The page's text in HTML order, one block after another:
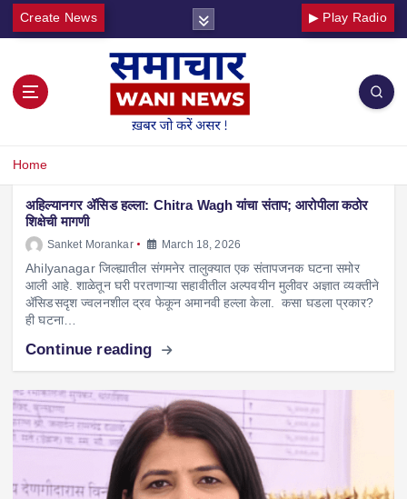
Create News ▶ Play Radio
Home
अहिल्यानगर ॲसिड हल्ला: Chitra Wagh यांचा संताप; आरोपीला कठोर
शिक्षेची मागणी
Sanket Morankar March 18, 2026
Ahilyanagar जिल्ह्यातील संगमनेर तालुक्यात एक संतापजनक घटना समोर
आली आहे. शाळेतून घरी परतणाऱ्या सहावीतील अल्पवयीन मुलीवर अज्ञात व्यक्तीने
ॲसिडसदृश ज्वलनशील द्रव फेकून अमानवी हल्ला केला. कसा घडला प्रकार?
ही घटना…
Continue reading